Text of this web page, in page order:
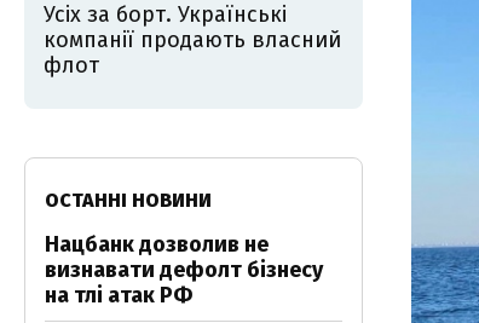
Усіх за борт. Українські
компанії продають власний
флот
ОСТАННІ НОВИНИ
Нацбанк дозволив не
визнавати дефолт бізнесу
на тлі атак РФ